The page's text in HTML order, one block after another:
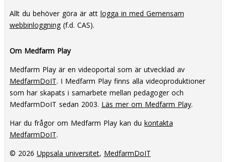
Allt du behöver göra är att logga in med Gemensam
webbinloggning(f.d. CAS).
Om Medfarm Play
Medfarm Play är en videoportal som är utvecklad av
MedfarmDoIT. I Medfarm Play finns alla videoproduktioner
som har skapats i samarbete mellan pedagoger och
MedfarmDoIT sedan 2003. Läs mer om Medfarm Play.
Har du frågor om Medfarm Play kan du kontakta
MedfarmDoIT.
© 2026 Uppsala universitet, MedfarmDoIT